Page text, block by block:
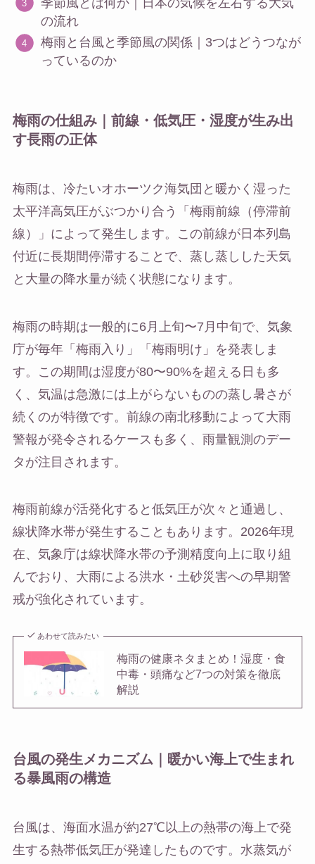
の流れ
梅雨と台風と季節風の関係｜3つはどうつなが
っているのか
梅雨の仕組み｜前線・低気圧・湿度が生み出
す長雨の正体
梅雨は、冷たいオホーツク海気団と暖かく湿った
太平洋高気圧がぶつかり合う「梅雨前線（停滞前
線）」によって発生します。この前線が日本列島
付近に長期間停滞することで、蒸し蒸しした天気
と大量の降水量が続く状態になります。
梅雨の時期は一般的に6月上旬〜7月中旬で、気象
庁が毎年「梅雨入り」「梅雨明け」を発表しま
す。この期間は湿度が80〜90%を超える日も多
く、気温は急激には上がらないものの蒸し暑さが
続くのが特徴です。前線の南北移動によって大雨
警報が発令されるケースも多く、雨量観測のデー
タが注目されます。
梅雨前線が活発化すると低気圧が次々と通過し、
線状降水帯が発生することもあります。2026年現
在、気象庁は線状降水帯の予測精度向上に取り組
んでおり、大雨による洪水・土砂災害への早期警
戒が強化されています。
あわせて読みたい
梅雨の健康ネタまとめ！湿度・食
中毒・頭痛など7つの対策を徹底
解説
台風の発生メカニズム｜暖かい海上で生まれ
る暴風雨の構造
台風は、海面水温が約27℃以上の熱帯の海上で発
生する熱帯低気圧が発達したものです。水蒸気が